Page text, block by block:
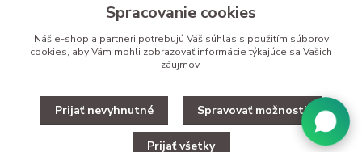
eshop@bbzoo.sk
Upravit zber cookies.
Spracovanie cookies
Náš e-shop a partneri potrebujú Váš súhlas s použitím súborov
cookies, aby Vám mohli zobrazovať informácie týkajúce sa Vašich
záujmov.
Prijať nevyhnutné Spravovať možnosti
Prijať všetky